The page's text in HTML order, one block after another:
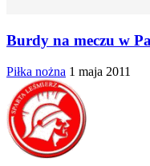
Burdy na meczu w
Piłka nożna 1 maja 2011